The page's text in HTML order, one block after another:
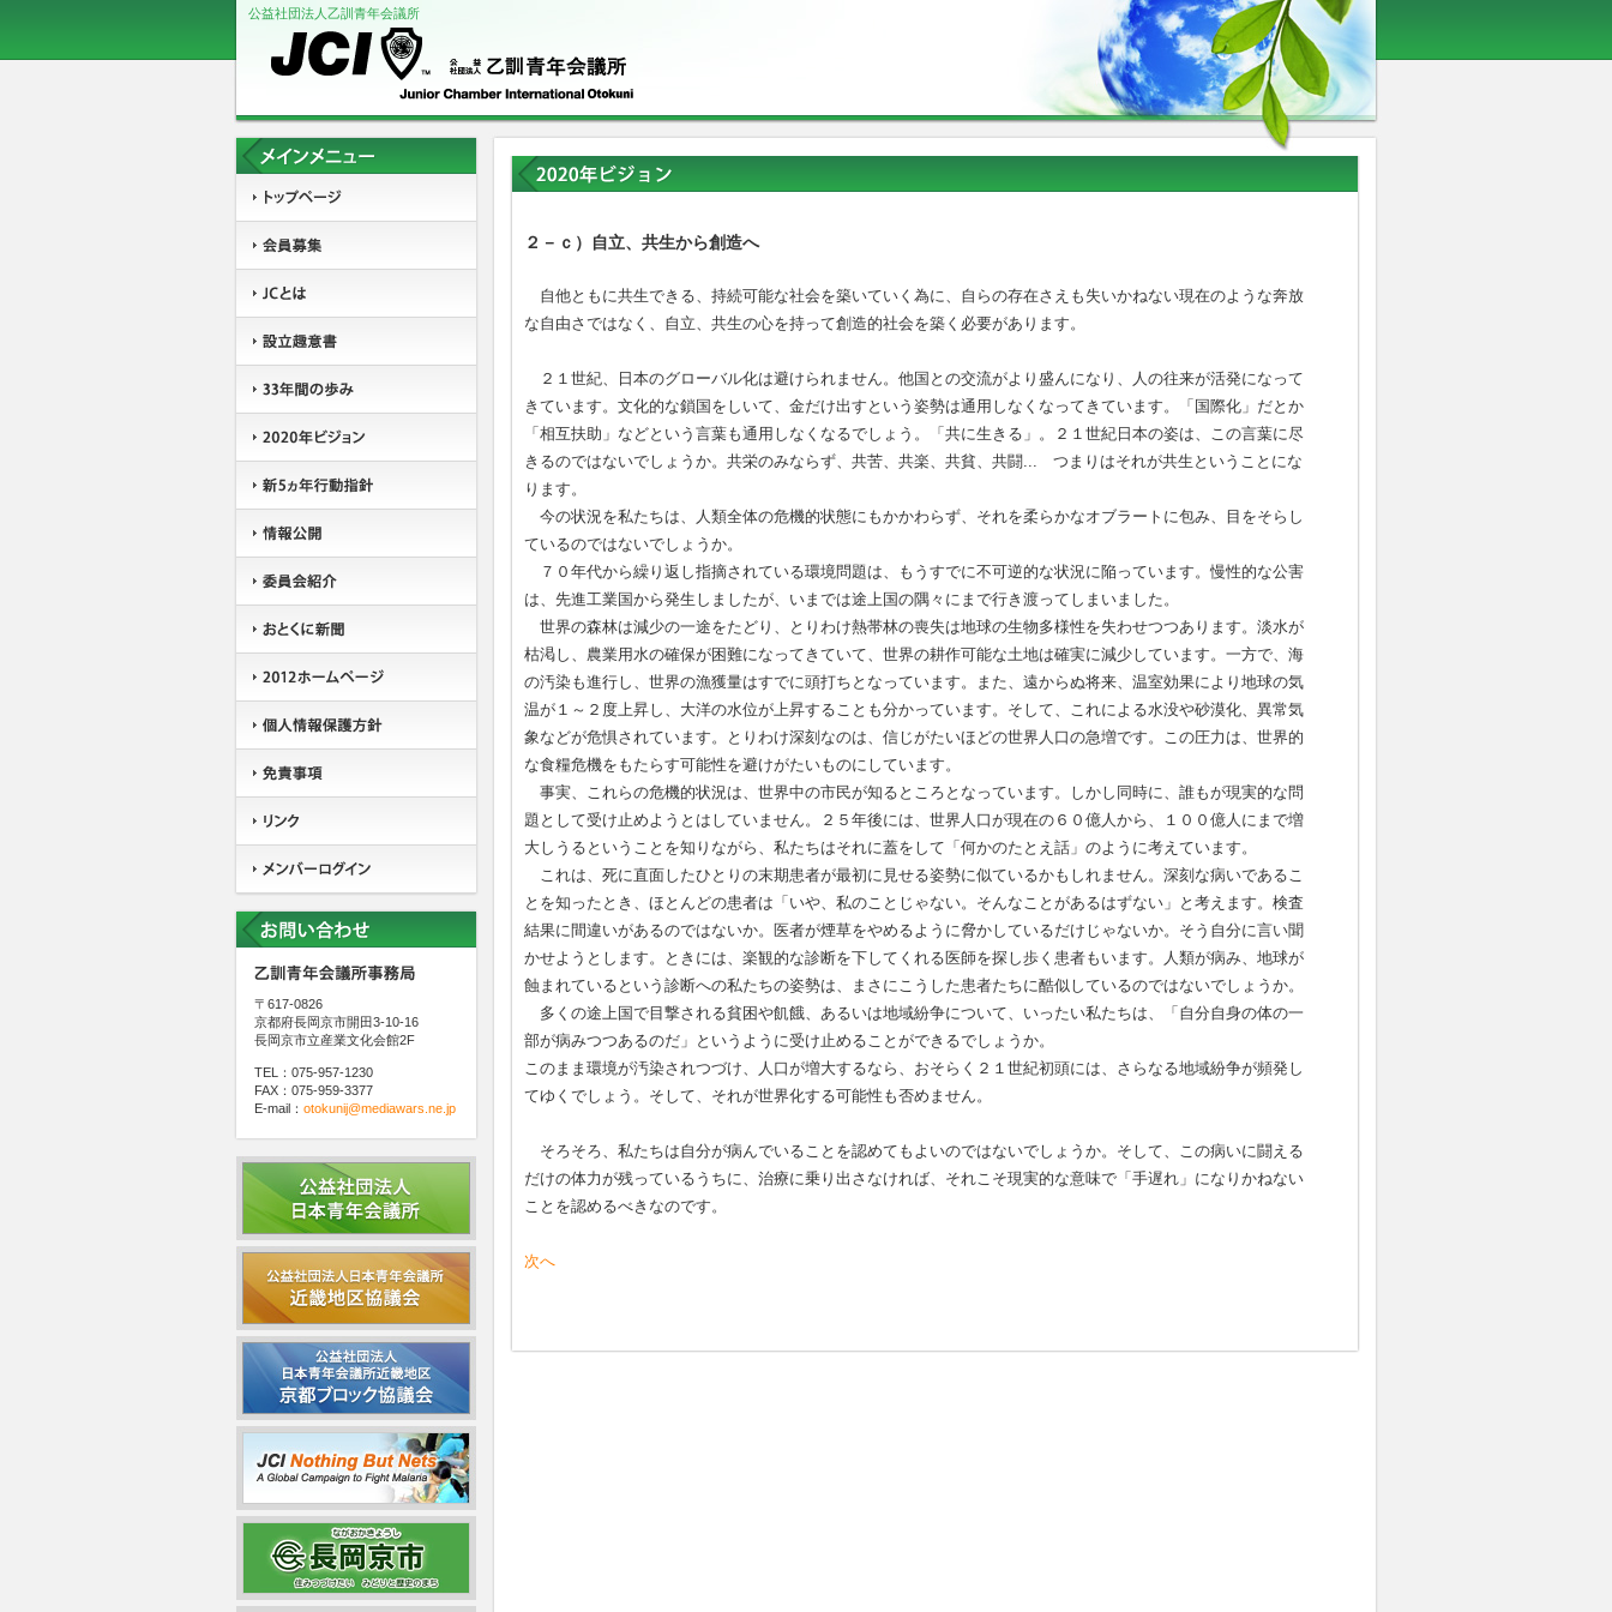
公益社団法人乙訓青年会議所
２－ｃ）自立、共生から創造へ
自他ともに共生できる、持続可能な社会を築いていく為に、自らの存在さえも失いかねない現在のような奔放
な自由さではなく、自立、共生の心を持って創造的社会を築く必要があります。
２１世紀、日本のグローバル化は避けられません。他国との交流がより盛んになり、人の往来が活発になって
きています。文化的な鎖国をしいて、金だけ出すという姿勢は通用しなくなってきています。「国際化」だとか
「相互扶助」などという言葉も通用しなくなるでしょう。「共に生きる」。２１世紀日本の姿は、この言葉に尽
きるのではないでしょうか。共栄のみならず、共苦、共楽、共貧、共闘... つまりはそれが共生ということにな
ります。
今の状況を私たちは、人類全体の危機的状態にもかかわらず、それを柔らかなオブラートに包み、目をそらし
ているのではないでしょうか。
７０年代から繰り返し指摘されている環境問題は、もうすでに不可逆的な状況に陥っています。慢性的な公害
は、先進工業国から発生しましたが、いまでは途上国の隅々にまで行き渡ってしまいました。
世界の森林は減少の一途をたどり、とりわけ熱帯林の喪失は地球の生物多様性を失わせつつあります。淡水が
枯渇し、農業用水の確保が困難になってきていて、世界の耕作可能な土地は確実に減少しています。一方で、海
の汚染も進行し、世界の漁獲量はすでに頭打ちとなっています。また、遠からぬ将来、温室効果により地球の気
温が１～２度上昇し、大洋の水位が上昇することも分かっています。そして、これによる水没や砂漠化、異常気
象などが危惧されています。とりわけ深刻なのは、信じがたいほどの世界人口の急増です。この圧力は、世界的
な食糧危機をもたらす可能性を避けがたいものにしています。
事実、これらの危機的状況は、世界中の市民が知るところとなっています。しかし同時に、誰もが現実的な問
題として受け止めようとはしていません。２５年後には、世界人口が現在の６０億人から、１００億人にまで増
大しうるということを知りながら、私たちはそれに蓋をして「何かのたとえ話」のように考えています。
これは、死に直面したひとりの末期患者が最初に見せる姿勢に似ているかもしれません。深刻な病いであるこ
とを知ったとき、ほとんどの患者は「いや、私のことじゃない。そんなことがあるはずない」と考えます。検査
結果に間違いがあるのではないか。医者が煙草をやめるように脅かしているだけじゃないか。そう自分に言い聞
かせようとします。ときには、楽観的な診断を下してくれる医師を探し歩く患者もいます。人類が病み、地球が
蝕まれているという診断への私たちの姿勢は、まさにこうした患者たちに酷似しているのではないでしょうか。
多くの途上国で目撃される貧困や飢餓、あるいは地域紛争について、いったい私たちは、「自分自身の体の一
部が病みつつあるのだ」というように受け止めることができるでしょうか。
このまま環境が汚染されつづけ、人口が増大するなら、おそらく２１世紀初頭には、さらなる地域紛争が頻発し
てゆくでしょう。そして、それが世界化する可能性も否めません。
そろそろ、私たちは自分が病んでいることを認めてもよいのではないでしょうか。そして、この病いに闘える
だけの体力が残っているうちに、治療に乗り出さなければ、それこそ現実的な意味で「手遅れ」になりかねない
ことを認めるべきなのです。
次へ
〒617-0826
京都府長岡京市開田3-10-16
長岡京市立産業文化会館2F
TEL：075-957-1230
FAX：075-959-3377
E-mail： otokunij@mediawars.ne.jp